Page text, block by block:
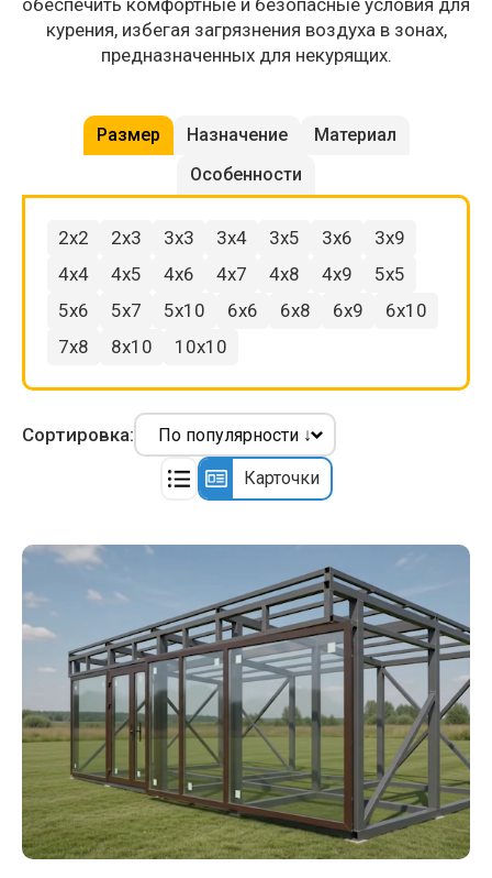
обеспечить комфортные и безопасные условия для
курения, избегая загрязнения воздуха в зонах,
предназначенных для некурящих.
Размер Назначение
Материал
Особенности
2x2 2x3 3x3 3x4 3x5 3x6
3x9
4x4
4x5 4x6 4x7 4x8 4x9
5x5
5x6
5x7 5x10 6x6 6x8 6x9
6x10
7x8
8x10 10x10
Сортировка:
Карточки